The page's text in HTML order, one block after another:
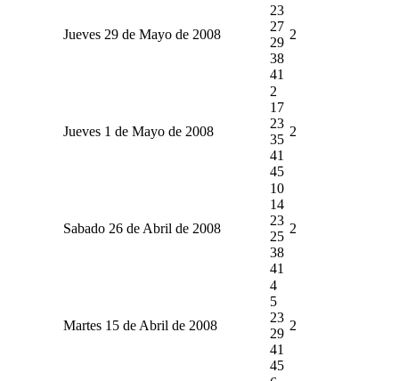
Jueves 29 de Mayo de 2008
23
27
29
38
41
2
Jueves 1 de Mayo de 2008
2
17
23
35
41
45
2
Sabado 26 de Abril de 2008
10
14
23
25
38
41
2
Martes 15 de Abril de 2008
4
5
23
29
41
45
2